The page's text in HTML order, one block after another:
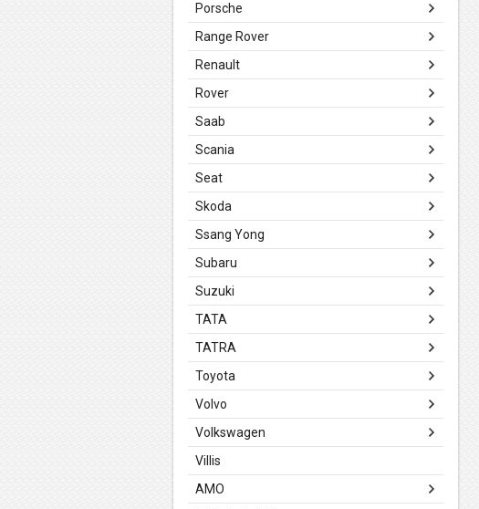
Porsche
Range Rover
Renault
Rover
Saab
Scania
Seat
Skoda
Ssang Yong
Subaru
Suzuki
TATA
TATRA
Toyota
Volvo
Volkswagen
Villis
АМО